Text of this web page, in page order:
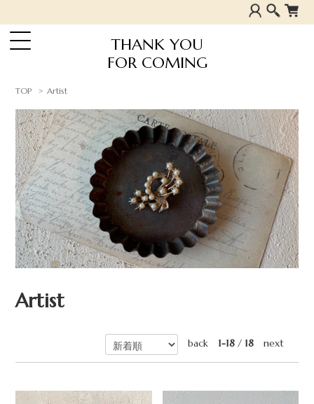
THANK YOU
FOR COMING
TOP Artist
Artist
back 1-18 / 18 next